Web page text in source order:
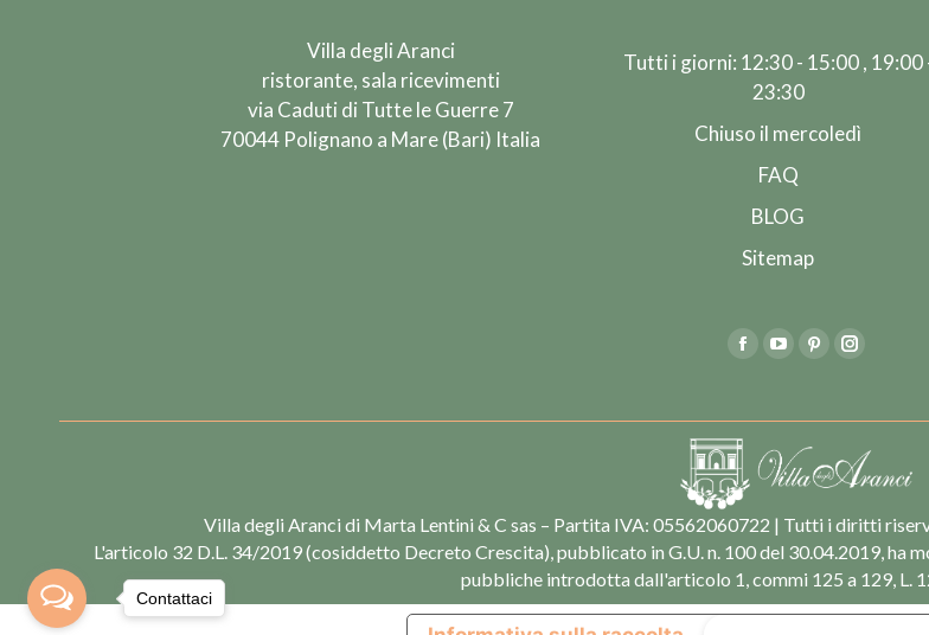
Villa degli Aranci
ristorante, sala ricevimenti
via Caduti di Tutte le Guerre 7
70044 Polignano a Mare (Bari) Italia
Tutti i giorni: 12:30 - 15:00 , 19:00
23:30
Chiuso il mercoledì
FAQ
BLOG
Sitemap
Villa degli Aranci di Marta Lentini & C sas – Partita IVA: 05562060722 | Tutti i diritti
L'articolo 32 D.L. 34/2019 (cosiddetto Decreto Crescita), pubblicato in G.U. n. 100 del 30.04.2019,
pubbliche introdotta dall'articolo 1, commi 125 a 129, L.
Contattaci